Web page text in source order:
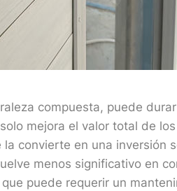
compuesta, puede
mejora el valor total de
convierte en una inversión
menos significativo en
puede requerir un